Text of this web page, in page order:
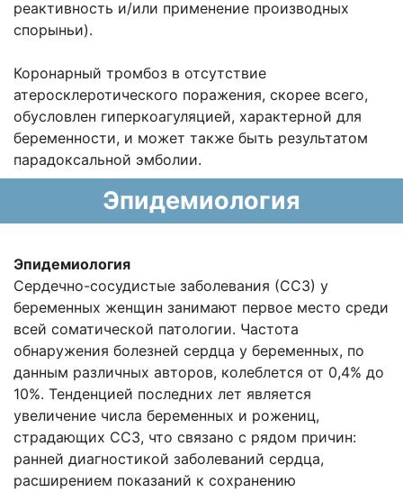
реактивность и/или применение производных
спорыньи).
Коронарный тромбоз в отсутствие
атеросклеротического поражения, скорее всего,
обусловлен гиперкоагуляцией, характерной для
беременности, и может также быть результатом
парадоксальной эмболии.
Эпидемиология
Эпидемиология
Сердечно-сосудистые заболевания (ССЗ) у
беременных женщин занимают первое место среди
всей соматической патологии. Частота
обнаружения болезней сердца у беременных, по
данным различных авторов, колеблется от 0,4% до
10%. Тенденцией последних лет является
увеличение числа беременных и рожениц,
страдающих ССЗ, что связано с рядом причин:
ранней диагностикой заболеваний сердца,
расширением показаний к сохранению